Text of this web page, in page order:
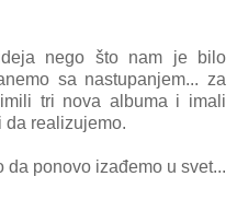
nego što nam je bilo
sa nastupanjem... za
tri nova albuma i imali
da realizujemo.
ponovo izađemo u svet...